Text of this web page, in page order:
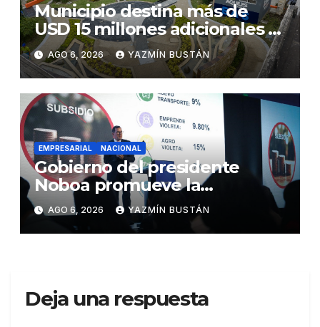
Municipio destina más de
USD 15 millones adicionales a
SEGURA EP para fortalecer la
seguridad ciudadana
AGO 6, 2026 YAZMÍN BUSTÁN
EMPRESARIAL NACIONAL
Gobierno del presidente
Noboa promueve la
autonomía económica de las
mujeres con más de USD 45
millones en financiamiento
AGO 6, 2026 YAZMÍN BUSTÁN
Deja una respuesta